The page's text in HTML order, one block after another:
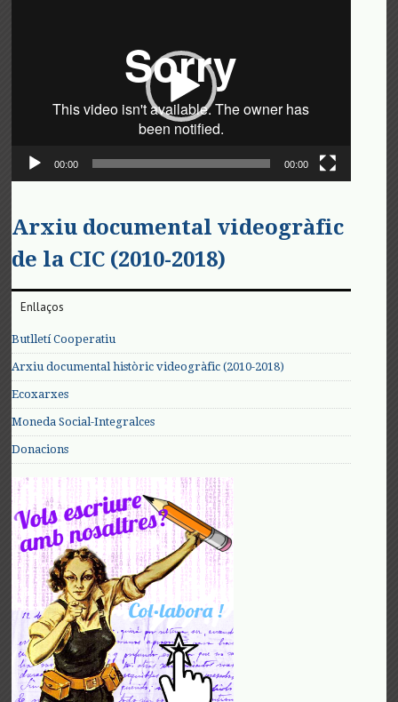
00:00 00:00
Arxiu documental videogràfic
de la CIC (2010-2018)
Enllaços
Butlletí Cooperatiu
Arxiu documental històric videogràfic (2010-2018)
Ecoxarxes
Moneda Social-Integralces
Donacions